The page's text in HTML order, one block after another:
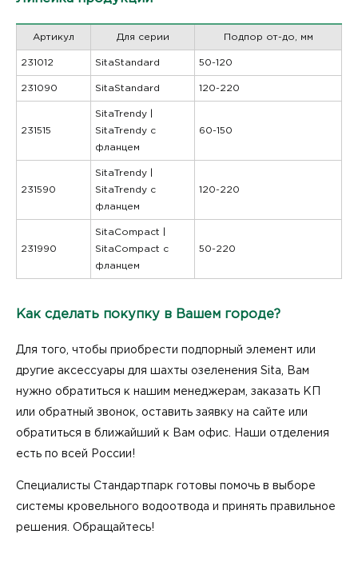
Артикул Для серии Подпор от-до, мм
231012 SitaStandard 50-120
231090 SitaStandard 120-220
231515
SitaTrendy |
SitaTrendy с
фланцем
60-150
231590
SitaTrendy |
SitaTrendy с
фланцем
120-220
231990
SitaCompact |
SitaCompact с
фланцем
50-220
Как сделать покупку в Вашем городе?
Для того, чтобы приобрести подпорный элемент или
другие аксессуары для шахты озеленения Sita, Вам
нужно обратиться к нашим менеджерам, заказать КП
или обратный звонок, оставить заявку на сайте или
обратиться в ближайший к Вам офис. Наши отделения
есть по всей России!
Специалисты Стандартпарк готовы помочь в выборе
системы кровельного водоотвода и принять правильное
решения. Обращайтесь!